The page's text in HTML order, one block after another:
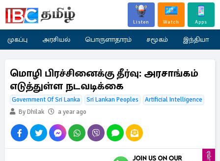
Listen Watch Apps
முகப்பு அரசியல் பொருளாதாரம் சமூகம் இந்தியா
மொழி பிரச்சினைக்கு தீர்வு: அரசாங்கம்
எடுத்துள்ள நடவடிக்கை
Government Of Sri Lanka Sri Lankan Peoples
Artificial Intelligence
By Dhilak
a year ago